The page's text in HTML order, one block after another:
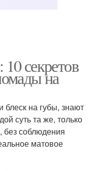
секретов
на
блеск на губы, знают
суть та же, только
без соблюдения
матовое